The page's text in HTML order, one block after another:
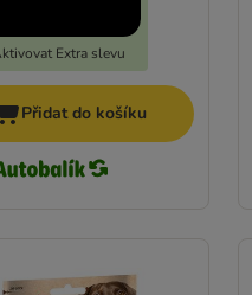
Extra slevu
Přidat do košíku